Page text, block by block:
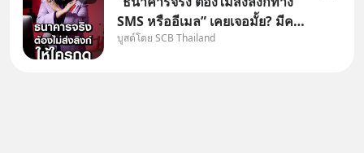
SMS หรืออีเมล” เคยเจอมั้ย? มีคน
อ้างว่าโทรจากธนาคาร บอกว่า
บูสต์โดย SCB Thailand